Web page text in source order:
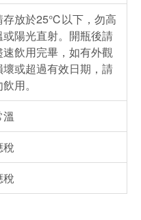
存放於25℃以下，勿高
或陽光直射。開瓶後請
速飲用完畢，如有外觀
壞或超過有效日期，請
用。
溫
稅
稅